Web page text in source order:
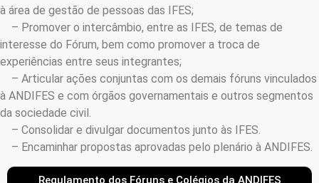
à área de gestão de pessoas das IFES;
– Promover o intercâmbio, entre as IFES, de temas de
interesse do Fórum, bem como promover a troca de
experiências entre seus integrantes;
– Articular ações conjuntas com os demais fóruns vinculados
à ANDIFES e com órgãos governamentais e outros segmentos
da sociedade civil.
– Consolidar e divulgar documentos junto às IFES.
– Encaminhar propostas aprovadas pelo plenário à ANDIFES.
Regulamento dos Fóruns e Colégios da ANDIFES